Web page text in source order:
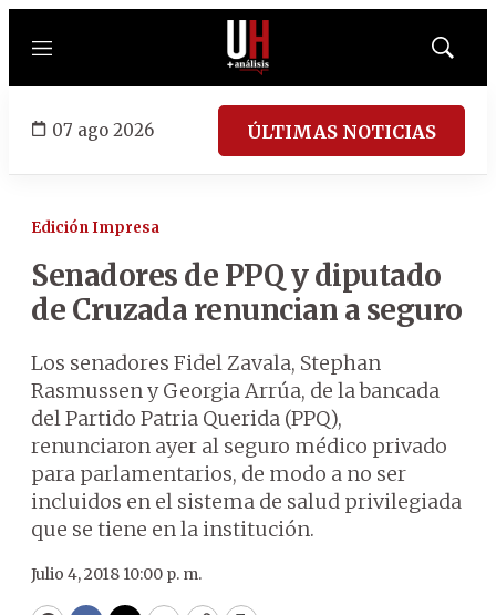
Menú
Mostrar
07 ago 2026 ÚLTIMAS NOTICIAS
Edición Impresa
Senadores de PPQ y diputado
de Cruzada renuncian a seguro
Los senadores Fidel Zavala, Stephan
Rasmussen y Georgia Arrúa, de la bancada
del Partido Patria Querida (PPQ),
renunciaron ayer al seguro médico privado
para parlamentarios, de modo a no ser
incluidos en el sistema de salud privilegiada
que se tiene en la institución.
Julio 4, 2018 10:00 p. m.